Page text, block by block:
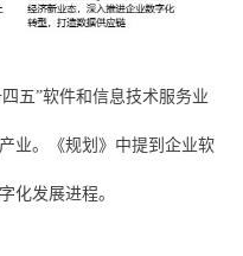
五”软件和信息技术服务业
业。《规划》中提到企业软
化发展进程。